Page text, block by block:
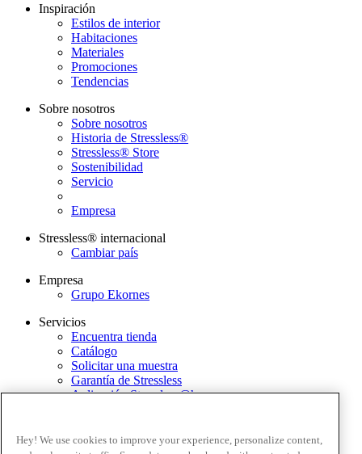
Inspiración
Estilos de interior
Habitaciones
Materiales
Promociones
Tendencias
Sobre nosotros
Sobre nosotros
Historia de Stressless®
Stressless® Store
Sostenibilidad
Servicio
Empresa
Stressless® internacional
Cambiar país
Empresa
Grupo Ekornes
Servicios
Encuentra tienda
Catálogo
Solicitar una muestra
Garantía de Stressless
Aplicación Stressless@home
Términos y condiciones
Hey! We use cookies to improve your experience, personalize content,